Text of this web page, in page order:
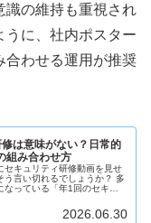
識の維持も重視され
うに、社内ポスター
合わせる運用が推奨
は意味がない？日常的
組み合わせ方
セキュリティ研修動画を見せ
う言い切れるでしょうか？ 多
っている「年1回のセキュ
2026.06.30